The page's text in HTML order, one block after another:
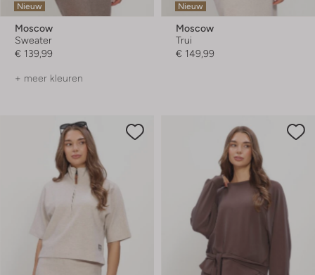
Nieuw
Moscow
Sweater
€ 139,99
+ meer kleuren
Nieuw
Moscow
Trui
€ 149,99